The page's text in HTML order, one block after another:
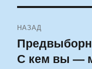
по
записям
НАЗАД
Предыдущая
запись:
С кем вы —